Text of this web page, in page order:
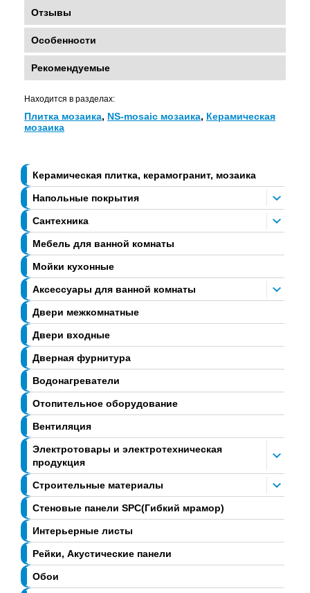
Керамическая плитка, керамогранит, мозаика
Напольные покрытия
Сантехника
Мебель для ванной комнаты
Мойки кухонные
Аксессуары для ванной комнаты
Двери межкомнатные
Двери входные
Дверная фурнитура
Водонагреватели
Отопительное оборудование
Вентиляция
Электротовары и электротехническая
продукция
Строительные материалы
Стеновые панели SPC(Гибкий мрамор)
Интерьерные листы
Рейки, Акустические панели
Обои
Отзывы
Особенности
Рекомендуемые
Находится в разделах:
Плитка мозаика, NS-mosaic мозаика, Керамическая
мозаика